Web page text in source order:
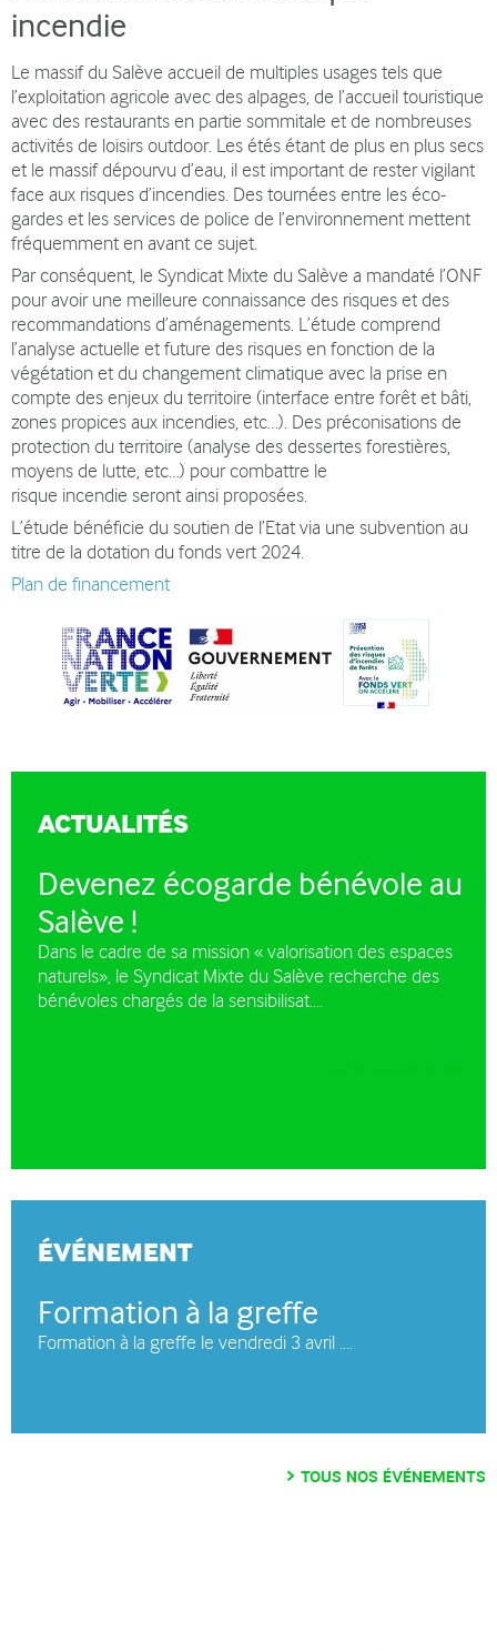
incendie
Le massif du Salève accueil de multiples usages tels que
l’exploitation agricole avec des alpages, de l’accueil touristique
avec des restaurants en partie sommitale et de nombreuses
activités de loisirs outdoor. Les étés étant de plus en plus secs
et le massif dépourvu d’eau, il est important de rester vigilant
face aux risques d’incendies. Des tournées entre les éco-
gardes et les services de police de l’environnement mettent
fréquemment en avant ce sujet.
Par conséquent, le Syndicat Mixte du Salève a mandaté l’ONF
pour avoir une meilleure connaissance des risques et des
recommandations d’aménagements. L’étude comprend
l’analyse actuelle et future des risques en fonction de la
végétation et du changement climatique avec la prise en
compte des enjeux du territoire (interface entre forêt et bâti,
zones propices aux incendies, etc…). Des préconisations de
protection du territoire (analyse des dessertes forestières,
moyens de lutte, etc…) pour combattre le
risque incendie seront ainsi proposées.
L’étude bénéficie du soutien de l’Etat via une subvention au
titre de la dotation du fonds vert 2024.
Plan de financement
ACTUALITÉS
Devenez écogarde bénévole au
Salève !
Dans le cadre de sa mission « valorisation des espaces
naturels», le Syndicat Mixte du Salève recherche des
bénévoles chargés de la sensibilisat....
ÉVÉNEMENT
Formation à la greffe
Formation à la greffe le vendredi 3 avril ....
TOUS NOS ÉVÉNEMENTS